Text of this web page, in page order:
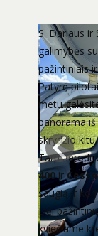
S. Dariaus ir
galimybės
pažintiniais
Patyrę
metu
panorama
skrydžio
Tarp
400ir
saugią ir
Dėl
kviečiame